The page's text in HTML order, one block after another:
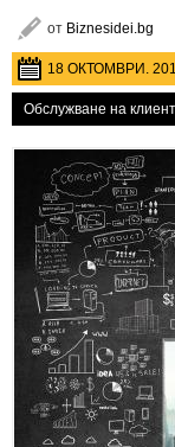
от Biznesidei.bg
18 ОКТОМВРИ.
Обслужване на